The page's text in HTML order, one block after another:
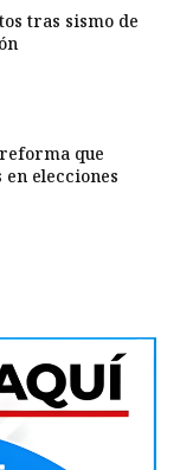
tras sismo de
que
en elecciones